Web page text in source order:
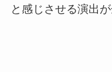
と感じさせる演出